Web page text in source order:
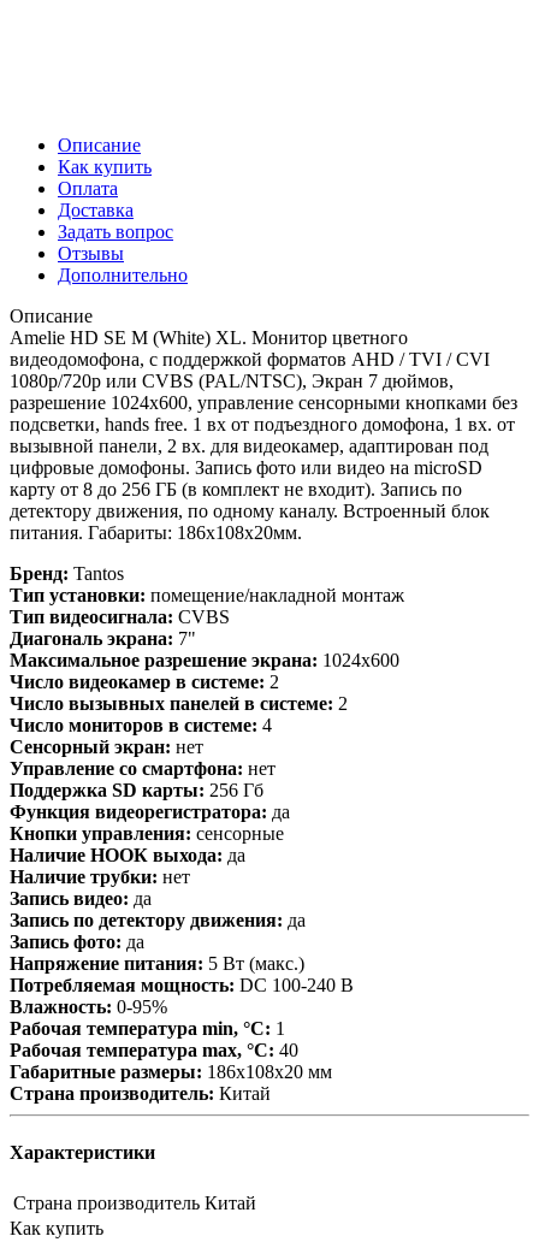
Описание
Как купить
Оплата
Доставка
Задать вопрос
Отзывы
Дополнительно
Описание
Amelie HD SE M (White) XL. Монитор цветного
видеодомофона, с поддержкой форматов AHD / TVI / CVI
1080р/720p или CVBS (PAL/NTSC), Экран 7 дюймов,
разрешение 1024х600, управление сенсорными кнопками без
подсветки, hands free. 1 вх от подъездного домофона, 1 вх. от
вызывной панели, 2 вх. для видеокамер, адаптирован под
цифровые домофоны. Запись фото или видео на microSD
карту от 8 до 256 ГБ (в комплект не входит). Запись по
детектору движения, по одному каналу. Встроенный блок
питания. Габариты: 186х108х20мм.
Бренд: Tantos
Тип установки: помещение/накладной монтаж
Тип видеосигнала: CVBS
Диагональ экрана: 7"
Максимальное разрешение экрана: 1024x600
Число видеокамер в системе: 2
Число вызывных панелей в системе: 2
Число мониторов в системе: 4
Сенсорный экран: нет
Управление со смартфона: нет
Поддержка SD карты: 256 Гб
Функция видеорегистратора: да
Кнопки управления: сенсорные
Наличие НООК выхода: да
Наличие трубки: нет
Запись видео: да
Запись по детектору движения: да
Запись фото: да
Напряжение питания: 5 Вт (макс.)
Потребляемая мощность: DC 100-240 В
Влажность: 0-95%
Рабочая температура min, °С: 1
Рабочая температура max, °С: 40
Габаритные размеры: 186х108х20 мм
Страна производитель: Китай
Характеристики
Страна производитель Китай
Как купить